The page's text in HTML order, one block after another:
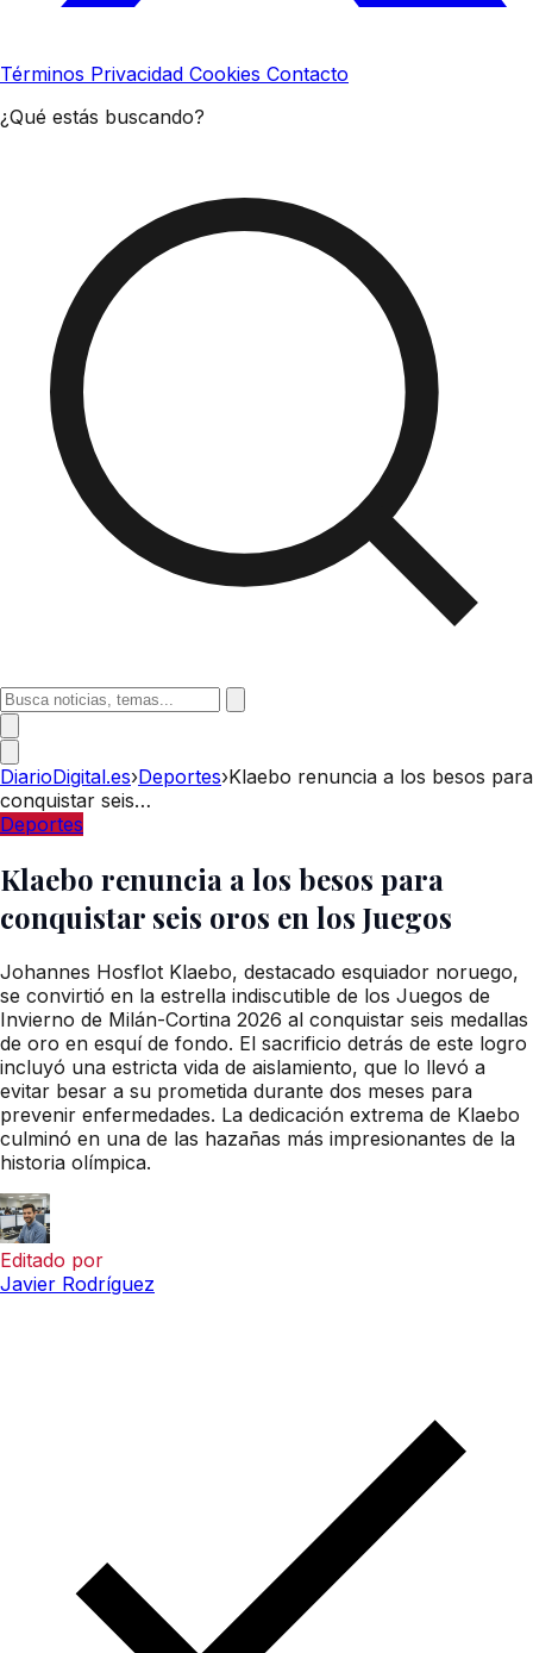
Términos Privacidad Cookies Contacto
¿Qué estás buscando?
DiarioDigital.es›Deportes›Klaebo renuncia a los besos para
conquistar seis…
Deportes
Klaebo renuncia a los besos para
conquistar seis oros en los Juegos
Johannes Hosflot Klaebo, destacado esquiador noruego,
se convirtió en la estrella indiscutible de los Juegos de
Invierno de Milán-Cortina 2026 al conquistar seis medallas
de oro en esquí de fondo. El sacrificio detrás de este logro
incluyó una estricta vida de aislamiento, que lo llevó a
evitar besar a su prometida durante dos meses para
prevenir enfermedades. La dedicación extrema de Klaebo
culminó en una de las hazañas más impresionantes de la
historia olímpica.
Editado por
Javier Rodríguez